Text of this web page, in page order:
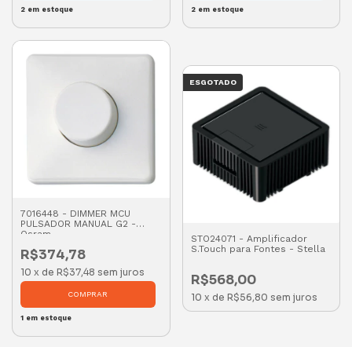
2 em estoque 2em estoque
7016448 - DIMMER MCU
PULSADOR MANUAL G2 -
Osram
R$374,78
10 x de R$37,48 sem juros
1 em estoque
ESGOTADO
STO24071 - Amplificador
S.Touch para Fontes - Stella
R$568,00
10 x de R$56,80 sem juros